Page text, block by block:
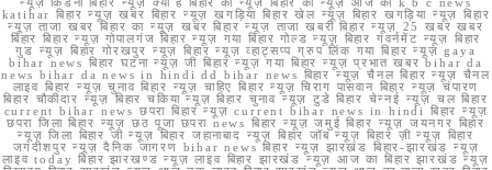
katihar बिहार न्यूज़ खबर बिहार न्यूज़ खगड़िया बिहार खेल न्यूज़ बिहार खगड़िया न्यूज़ बिहार
न्यूज़ ताजा खबर बिहार का न्यूज़ खबर बिहार न्यूज़ ताजा खबरी बिहार न्यूज़ 25 खबर खबर
बिहार बिहार न्यूज़ गोपालगंज बिहार न्यूज़ गया बिहार गोल्ड न्यूज़ बिहार गवर्नमेंट न्यूज़ बिहार
गुड न्यूज़ बिहार गोरखपुर न्यूज़ बिहार न्यूज़ व्हाट्सप्प ग्रुप लिंक गया बिहार न्यूज़ gaya
bihar news बिहार घटना न्यूज़ जी बिहार न्यूज़ गया बिहार न्यूज़ प्रभात खबर bihar da
news bihar da news in hindi dd bihar news बिहार न्यूज़ चैनल बिहार न्यूज़ चैनल
लाइव बिहार न्यूज़ चुनाव बिहार न्यूज़ चाहिए बिहार न्यूज़ चिराग पासवान बिहार न्यूज़ चंपारण
बिहार चौकीदार न्यूज़ बिहार चकिया न्यूज़ बिहार चुनाव न्यूज़ टुडे बिहार चेन्नई न्यूज़ चल बिहार
current bihar news छपरा बिहार न्यूज़ current bihar news in hindi बिहार न्यूज़
छपरा जिला बिहार न्यूज़ छठ पूजा छपरा news बिहार न्यूज़ जमुई बिहार न्यूज़ जयनगर बिहार
न्यूज़ जिला बिहार जी न्यूज़ बिहार जहानाबाद न्यूज़ बिहार जॉब न्यूज़ बिहार ज़ी न्यूज़ बिहार
जगदीशपुर न्यूज़ दैनिक जागरण bihar news बिहार न्यूज़ झारखंड बिहार-झारखंड न्यूज़
लाइव today बिहार झारखण्ड न्यूज़ लाइव बिहार झारखंड न्यूज़ आज का बिहार झारखंड न्यूज़